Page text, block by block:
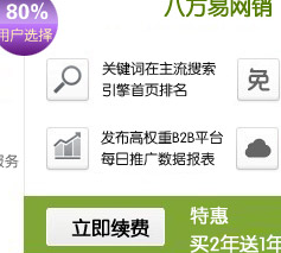
本；渗透性雨水收集方式，
雨水的自然回灌，达到补充
也是一种比较常用的方